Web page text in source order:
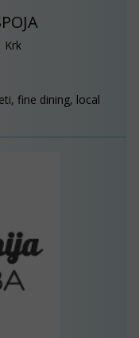
Krk
fine dining, local